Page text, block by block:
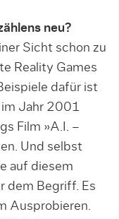
neu?
Sicht schon zu
Reality Games
dafür ist
im Jahr 2001
Film »A.I. –
Und selbst
auf diesem
dem Begriff. Es
Ausprobieren.